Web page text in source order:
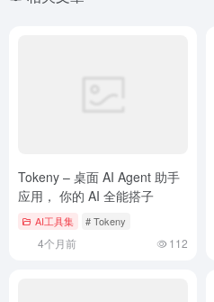
Tokeny – 桌面 AI Agent 助手
应用， 你的 AI 全能搭子
AI工具集 # Tokeny
4个月前 112